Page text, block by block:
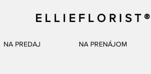
E L L I E F L O R I S T ®
NA PREDAJ NA PRENÁJOM